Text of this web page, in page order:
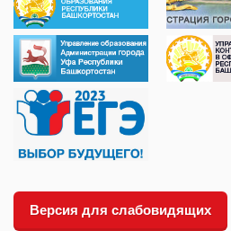
Версия для слабовидящих